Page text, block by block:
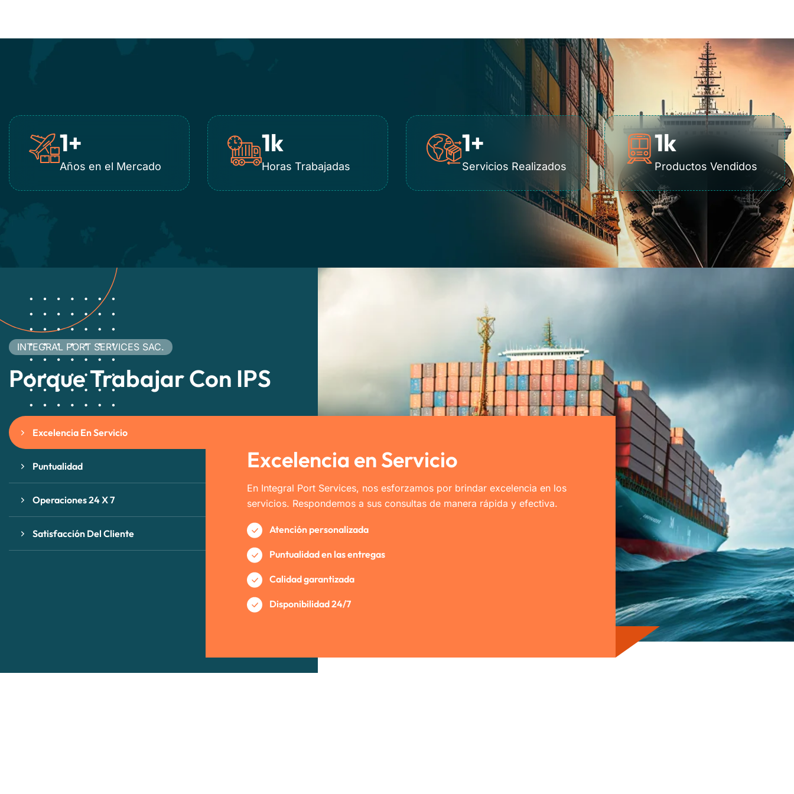
1+
Años en el Mercado
1k
Horas Trabajadas
1+
Servicios Realizados
1k
Productos Vendidos
INTEGRAL PORT SERVICES SAC.
Porque Trabajar Con IPS
Excelencia En Servicio
Puntualidad
Operaciones 24 X 7
Satisfacción Del Cliente
Excelencia en Servicio
En Integral Port Services, nos esforzamos por brindar excelencia en los
servicios. Respondemos a sus consultas de manera rápida y efectiva.
Atención personalizada
Puntualidad en las entregas
Calidad garantizada
Disponibilidad 24/7